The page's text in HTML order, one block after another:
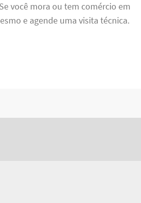
você mora ou tem comércio em
e agende uma visita técnica.